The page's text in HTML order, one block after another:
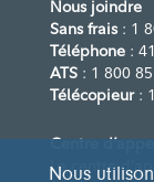
Nous joindre
Sans frais: 1
Téléphone :
ATS : 1 800
Télécopieur:
Centre
Le centre
Nous